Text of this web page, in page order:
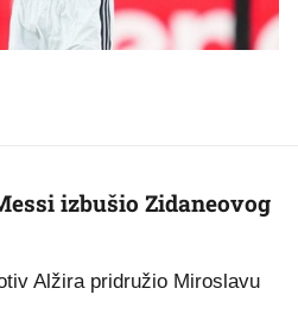
izbušio Zidaneovog
Alžira pridružio Miroslavu